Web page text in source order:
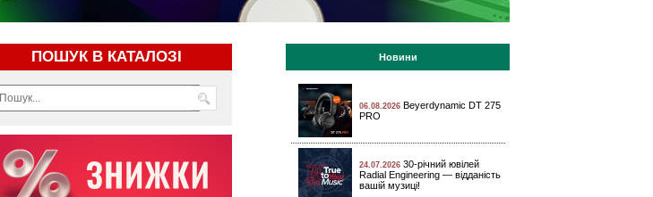
ПОШУК В КАТАЛОЗІ Новини
06.08.2026 Beyerdynamic DT 275
PRO
24.07.2026 30-річний ювілей
Radial Engineering — відданість
вашій музиці!